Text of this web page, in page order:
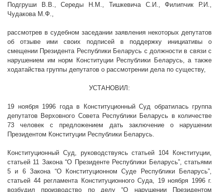
Подгруши В.В., Середы Н.М., Тишкевича С.И., Филипчик Р.И.,
Чудакова М.Ф.,
рассмотрев в судебном заседании заявления некоторых депутатов
об отзыве ими своих подписей в поддержку инициативы о
смещении Президента Республики Беларусь с должности в связи с
нарушением им норм Конституции Республики Беларусь, а также
ходатайства группы депутатов о рассмотрении дела по существу,
УСТАНОВИЛ:
19 ноября 1996 года в Конституционный Суд обратилась группа
депутатов Верховного Совета Республики Беларусь в количестве
73 человек с предложением дать заключение о нарушении
Президентом Конституции Республики Беларусь.
Конституционный Суд, руководствуясь статьей 104 Конституции,
статьей 11 Закона “О Президенте Республики Беларусь”, статьями
5 и 6 Закона “О Конституционном Суде Республики Беларусь”,
статьей 44 регламента Конституционного Суда, 19 ноября 1996 г.
возбудил производство по делу “О нарушении Президентом